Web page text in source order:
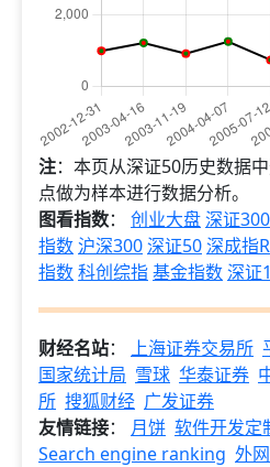
注：本页从深证50历史数据
点做为样本进行数据分析。
图看指数： 创业大盘深证300
指数沪深300深证50深成指R
指数科创综指基金指数深证
财经名站： 上海证券交易所
国家统计局 雪球 华泰证券
所 搜狐财经 广发证券
友情链接： 月饼 软件开发定
Search engine ranking 外